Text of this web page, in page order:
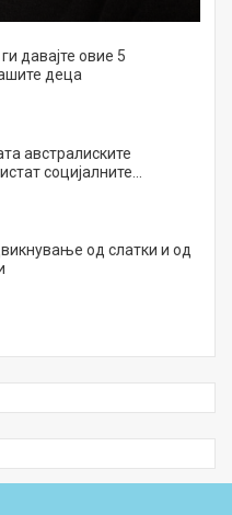
давајте овие 5
деца
австралиските
социјалните…
од слатки и од